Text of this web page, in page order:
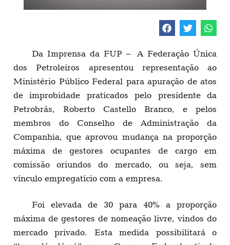
Da Imprensa da FUP – A Federação Única
dos Petroleiros apresentou representação ao
Ministério Público Federal para apuração de atos
de improbidade praticados pelo presidente da
Petrobrás, Roberto Castello Branco, e pelos
membros do Conselho de Administração da
Companhia, que aprovou mudança na proporção
máxima de gestores ocupantes de cargo em
comissão oriundos do mercado, ou seja, sem
vínculo empregatício com a empresa.
Foi elevada de 30 para 40% a proporção
máxima de gestores de nomeação livre, vindos do
mercado privado. Esta medida possibilitará o